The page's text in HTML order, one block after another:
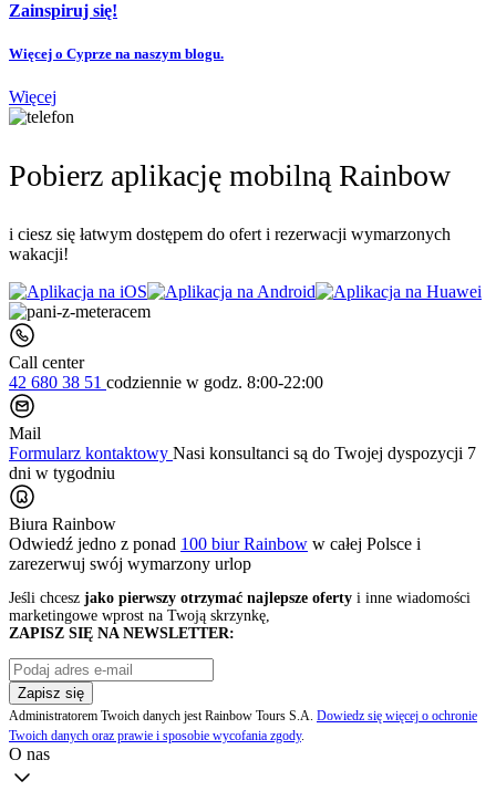
Zainspiruj się!
Więcej o Cyprze na naszym blogu.
Więcej
Pobierz aplikację mobilną Rainbow
i ciesz się łatwym dostępem do ofert i rezerwacji wymarzonych
wakacji!
Call center
42 680 38 51 codziennie w godz. 8:00-22:00
Mail
Formularz kontaktowy Nasi konsultanci są do Twojej dyspozycji 7
dni w tygodniu
Biura Rainbow
Odwiedź jedno z ponad 100 biur Rainbow w całej Polsce i
zarezerwuj swój wymarzony urlop
Jeśli chcesz jako pierwszy otrzymać najlepsze oferty i inne wiadomości
marketingowe wprost na Twoją skrzynkę,
ZAPISZ SIĘ NA NEWSLETTER:
Zapisz się
Administratorem Twoich danych jest Rainbow Tours S.A. Dowiedz się więcej o ochronie
Twoich danych oraz prawie i sposobie wycofania zgody.
O nas